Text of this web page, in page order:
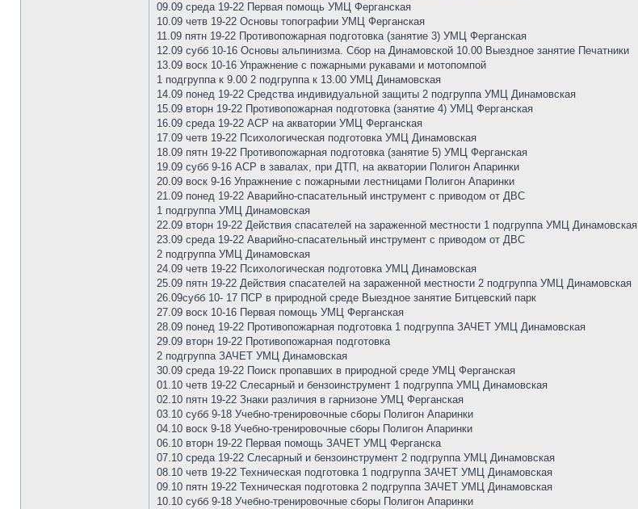
09.09 среда 19-22 Первая помощь УМЦ Ферганская
10.09 четв 19-22 Основы топографии УМЦ Ферганская
11.09 пятн 19-22 Противопожарная подготовка (занятие 3) УМЦ Ферганская
12.09 субб 10-16 Основы альпинизма. Сбор на Динамовской 10.00 Выездное занятие Печатники
13.09 воск 10-16 Упражнение с пожарными рукавами и мотопомпой
1 подгруппа к 9.00 2 подгруппа к 13.00 УМЦ Динамовская
14.09 понед 19-22 Средства индивидуальной защиты 2 подгруппа УМЦ Динамовская
15.09 вторн 19-22 Противопожарная подготовка (занятие 4) УМЦ Ферганская
16.09 среда 19-22 АСР на акватории УМЦ Ферганская
17.09 четв 19-22 Психологическая подготовка УМЦ Динамовская
18.09 пятн 19-22 Противопожарная подготовка (занятие 5) УМЦ Ферганская
19.09 субб 9-16 АСР в завалах, при ДТП, на акватории Полигон Апаринки
20.09 воск 9-16 Упражнение с пожарными лестницами Полигон Апаринки
21.09 понед 19-22 Аварийно-спасательный инструмент с приводом от ДВС
1 подгруппа УМЦ Динамовская
22.09 вторн 19-22 Действия спасателей на зараженной местности 1 подгруппа УМЦ Динамовская
23.09 среда 19-22 Аварийно-спасательный инструмент с приводом от ДВС
2 подгруппа УМЦ Динамовская
24.09 четв 19-22 Психологическая подготовка УМЦ Динамовская
25.09 пятн 19-22 Действия спасателей на зараженной местности 2 подгруппа УМЦ Динамовская
26.09субб 10- 17 ПСР в природной среде Выездное занятие Битцевский парк
27.09 воск 10-16 Первая помощь УМЦ Ферганская
28.09 понед 19-22 Противопожарная подготовка 1 подгруппа ЗАЧЕТ УМЦ Динамовская
29.09 вторн 19-22 Противопожарная подготовка
2 подгруппа ЗАЧЕТ УМЦ Динамовская
30.09 среда 19-22 Поиск пропавших в природной среде УМЦ Ферганская
01.10 четв 19-22 Слесарный и бензоинструмент 1 подгруппа УМЦ Динамовская
02.10 пятн 19-22 Знаки различия в гарнизоне УМЦ Ферганская
03.10 субб 9-18 Учебно-тренировочные сборы Полигон Апаринки
04.10 воск 9-18 Учебно-тренировочные сборы Полигон Апаринки
06.10 вторн 19-22 Первая помощь ЗАЧЕТ УМЦ Ферганска
07.10 среда 19-22 Слесарный и бензоинструмент 2 подгруппа УМЦ Динамовская
08.10 четв 19-22 Техническая подготовка 1 подгруппа ЗАЧЕТ УМЦ Динамовская
09.10 пятн 19-22 Техническая подготовка 2 подгруппа ЗАЧЕТ УМЦ Динамовская
10.10 субб 9-18 Учебно-тренировочные сборы Полигон Апаринки